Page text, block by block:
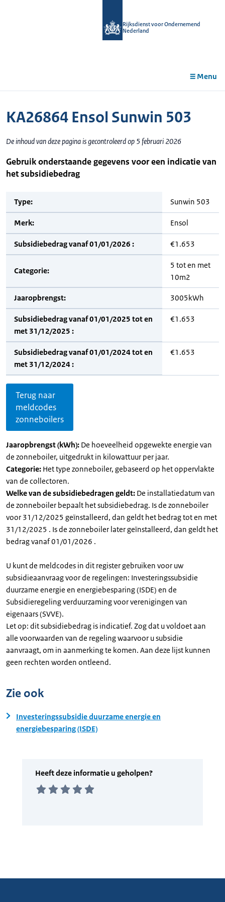
Rijksdienst voor Ondernemend
Nederland
Menu
KA26864 Ensol Sunwin 503
De inhoud van deze pagina is gecontroleerd op 5 februari 2026
Gebruik onderstaande gegevens voor een indicatie van
het subsidiebedrag
Type: Sunwin 503
Merk: Ensol
Subsidiebedrag vanaf 01/01/2026 : €1.653
Categorie:
5 tot en met
10m2
Jaaropbrengst: 3005kWh
Subsidiebedrag vanaf 01/01/2025 tot en
met 31/12/2025 :
€1.653
Subsidiebedrag vanaf 01/01/2024 tot en
met 31/12/2024 :
€1.653
Terug naar
meldcodes
zonneboilers
Jaaropbrengst (kWh): De hoeveelheid opgewekte energie van
de zonneboiler, uitgedrukt in kilowattuur per jaar.
Categorie: Het type zonneboiler, gebaseerd op het oppervlakte
van de collectoren.
Welke van de subsidiebedragen geldt: De installatiedatum van
de zonneboiler bepaalt het subsidiebedrag. Is de zonneboiler
voor 31/12/2025 geïnstalleerd, dan geldt het bedrag tot en met
31/12/2025 . Is de zonneboiler later geïnstalleerd, dan geldt het
bedrag vanaf 01/01/2026 .
U kunt de meldcodes in dit register gebruiken voor uw
subsidieaanvraag voor de regelingen: Investeringssubsidie
duurzame energie en energiebesparing (ISDE) en de
Subsidieregeling verduurzaming voor verenigingen van
eigenaars (SVVE).
Let op: dit subsidiebedrag is indicatief. Zog dat u voldoet aan
alle voorwaarden van de regeling waarvoor u subsidie
aanvraagt, om in aanmerking te komen. Aan deze lijst kunnen
geen rechten worden ontleend.
Zie ook
Investeringssubsidie duurzame energie en
energiebesparing (ISDE)